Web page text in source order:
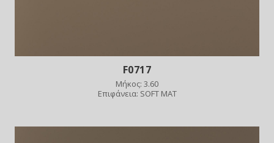
F0717
Μήκος: 3.60
Επιφάνεια: SOFT MAT